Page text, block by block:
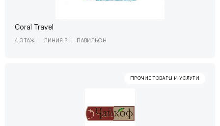
Coral Travel
4 ЭТАЖ ЛИНИЯ В ПАВИЛЬОН